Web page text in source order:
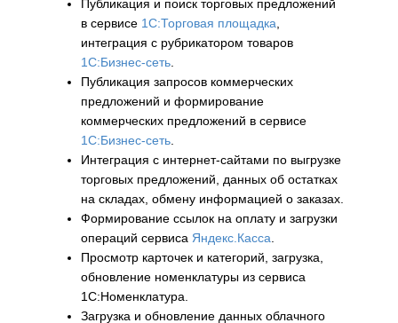
Публикация и поиск торговых предложений
в сервисе 1С:Торговая площадка
интеграция с рубрикатором товаров
1С:Бизнес-сеть
Публикация запросов коммерческих
предложений и формирование
коммерческих предложений в сервисе
1С:Бизнес-сеть
Интеграция с интернет-сайтами по выгрузке
торговых предложений, данных об остатках
на складах, обмену информацией о заказах.
Формирование ссылок на оплату и загрузки
операций сервиса Яндекс.Касса
Просмотр карточек и категорий, загрузка,
обновление номенклатуры из сервиса
1С:Номенклатура.
Загрузка и обновление данных облачного